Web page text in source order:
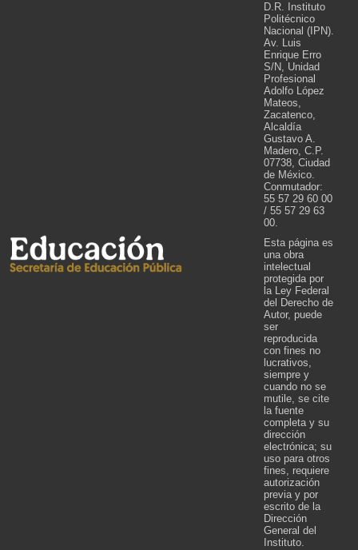
D.R. Instituto
Politécnico
Nacional (IPN).
Av. Luis
Enrique Erro
S/N, Unidad
Profesional
Adolfo López
Mateos,
Zacatenco,
Alcaldía
Gustavo A.
Madero, C.P.
07738, Ciudad
de México.
Conmutador:
55 57 29 60 00
/ 55 57 29 63
00.
Esta página es
una obra
intelectual
protegida por
la Ley Federal
del Derecho de
Autor, puede
ser
reproducida
con fines no
lucrativos,
siempre y
cuando no se
mutile, se cite
la fuente
completa y su
dirección
electrónica; su
uso para otros
fines, requiere
autorización
previa y por
escrito de la
Dirección
General del
Instituto.